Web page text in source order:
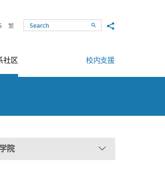
繁 SearchShare to
社区 校内支援
院